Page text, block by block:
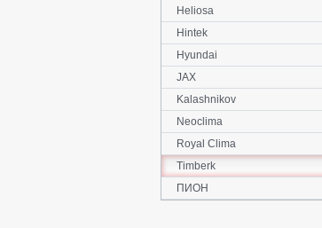
Heliosa
Hintek
Hyundai
JAX
Kalashnikov
Neoclima
Royal Clima
Timberk
ПИОН